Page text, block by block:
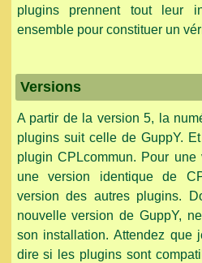
plugins prennent tout leur
ensemble pour constituer un
Versions
A partir de la version 5, la
plugins suit celle de GuppY.
plugin CPLcommun. Pour
une version identique de
version des autres plugins.
nouvelle version de GuppY,
son installation. Attendez que
dire si les plugins sont